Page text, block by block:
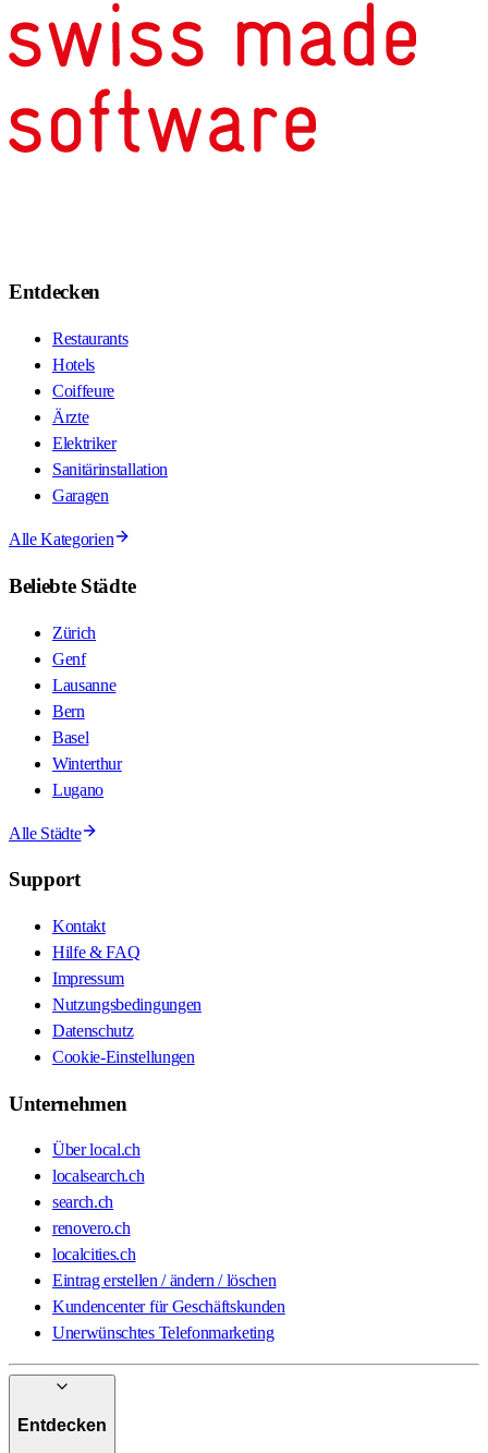
Entdecken
Restaurants
Hotels
Coiffeure
Ärzte
Elektriker
Sanitärinstallation
Garagen
Alle Kategorien
Beliebte Städte
Zürich
Genf
Lausanne
Bern
Basel
Winterthur
Lugano
Alle Städte
Support
Kontakt
Hilfe & FAQ
Impressum
Nutzungsbedingungen
Datenschutz
Cookie-Einstellungen
Unternehmen
Über local.ch
localsearch.ch
search.ch
renovero.ch
localcities.ch
Eintrag erstellen / ändern / löschen
Kundencenter für Geschäftskunden
Unerwünschtes Telefonmarketing
Entdecken